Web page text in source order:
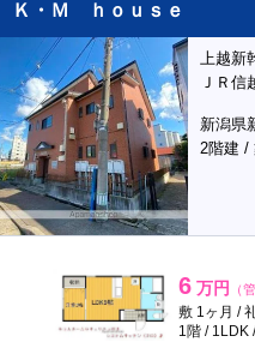
Ｋ・Ｍ ｈｏｕｓｅ
上越新
ＪＲ信
新潟県
2階建 /
6 万円 （
敷 1ヶ月 /
1階 / 1LDK